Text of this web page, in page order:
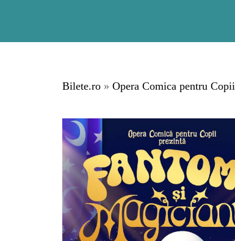
Bilete.ro » Opera Comica pentru Copii